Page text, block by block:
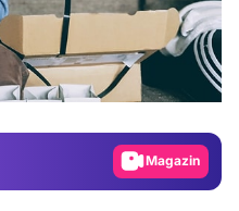
Video
Test
Gündem
Video